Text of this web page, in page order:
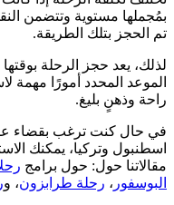
بمُجملها مستوية وتتضمن
تم الحجز بتلك الطريقة.
لذلك، يعد حجز الرحلة
الموعد المحدد أمورًا مهمة
راحة وذهنٍ بليغ.
في حال كنت ترغب بقضاء
اسطنبول وتركيا، يمكنك
مقالاتنا حول: حول برامج
البوسفور ، رحلة طرابزون، و